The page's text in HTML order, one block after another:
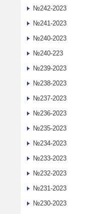
№242-2023
№241-2023
№240-2023
№240-223
№239-2023
№238-2023
№237-2023
№236-2023
№235-2023
№234-2023
№233-2023
№232-2023
№231-2023
№230-2023